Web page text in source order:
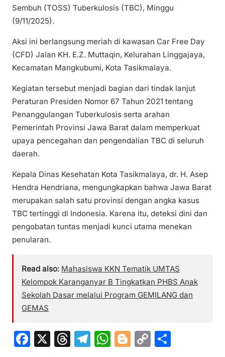
Sembuh (TOSS) Tuberkulosis (TBC), Minggu
(9/11/2025).
Aksi ini berlangsung meriah di kawasan Car Free Day
(CFD) Jalan KH. E.Z. Muttaqin, Kelurahan Linggajaya,
Kecamatan Mangkubumi, Kota Tasikmalaya.
Kegiatan tersebut menjadi bagian dari tindak lanjut
Peraturan Presiden Nomor 67 Tahun 2021 tentang
Penanggulangan Tuberkulosis serta arahan
Pemerintah Provinsi Jawa Barat dalam memperkuat
upaya pencegahan dan pengendalian TBC di seluruh
daerah.
Kepala Dinas Kesehatan Kota Tasikmalaya, dr. H. Asep
Hendra Hendriana, mengungkapkan bahwa Jawa Barat
merupakan salah satu provinsi dengan angka kasus
TBC tertinggi di Indonesia. Karena itu, deteksi dini dan
pengobatan tuntas menjadi kunci utama menekan
penularan.
Read also: Mahasiswa KKN Tematik UMTAS
Kelompok Karanganyar B Tingkatkan PHBS Anak
Sekolah Dasar melalui Program GEMILANG dan
GEMAS
F
X
T
T
W Bl C